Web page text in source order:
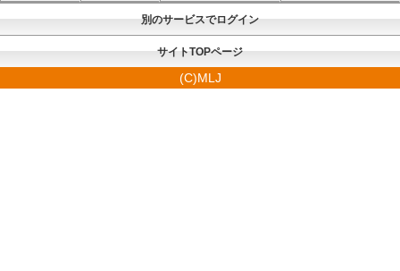
別のサービスでログイン
サイトTOPページ
(C)MLJ